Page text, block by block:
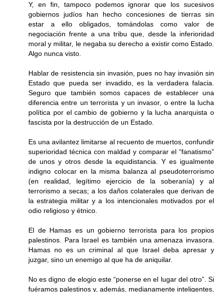
Y, en fin, tampoco podemos ignorar que los sucesivos
gobiernos judíos han hecho concesiones de tierras sin
estar a ello obligados, tomándolas como valor de
negociación frente a una tribu que, desde la inferioridad
moral y militar, le negaba su derecho a existir como Estado.
Algo nunca visto.
Hablar de resistencia sin invasión, pues no hay invasión sin
Estado que pueda ser invadido, es la verdadera falacia.
Seguro que también somos capaces de establecer una
diferencia entre un terrorista y un invasor, o entre la lucha
política por el cambio de gobierno y la lucha anarquista o
fascista por la destrucción de un Estado.
Es una avilantez limitarse al recuento de muertos, confundir
superioridad técnica con maldad y comparar el “fanatismo”
de unos y otros desde la equidistancia. Y es igualmente
indigno colocar en la misma balanza al pseudoterrorismo
(en realidad, legítimo ejercicio de la soberanía) y al
terrorismo a secas; a los daños colaterales que derivan de
la estrategia militar y a los intencionales motivados por el
odio religioso y étnico.
El de Hamas es un gobierno terrorista para los propios
palestinos. Para Israel es también una amenaza invasora.
Hamas no es un criminal al que Israel deba apresar y
juzgar, sino un enemigo al que ha de aniquilar.
No es digno de elogio este “ponerse en el lugar del otro”. Si
fuéramos palestinos y, además, medianamente inteligentes,